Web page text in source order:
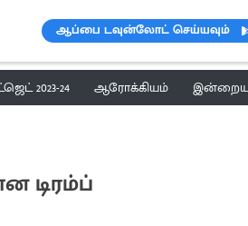
ஆப்பை டவுன்லோட் செய்யவும்
2023-24 ஆரோக்கியம் இன்றைய
டிரம்ப்